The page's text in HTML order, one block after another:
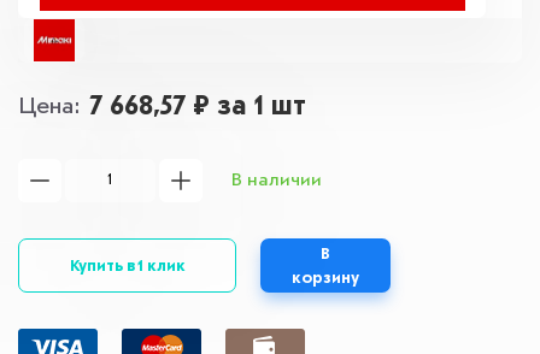
Цена 7 668,57 ₽ за 1 шт
В наличии
Купить в 1 клик
В
корзину